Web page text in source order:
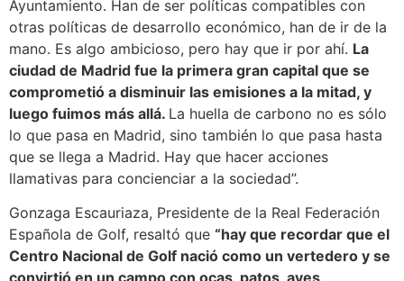
Ayuntamiento. Han de ser políticas compatibles con
otras políticas de desarrollo económico, han de ir de la
mano. Es algo ambicioso, pero hay que ir por ahí. La
ciudad de Madrid fue la primera gran capital que se
comprometió a disminuir las emisiones a la mitad, y
luego fuimos más allá. La huella de carbono no es sólo
lo que pasa en Madrid, sino también lo que pasa hasta
que se llega a Madrid. Hay que hacer acciones
llamativas para concienciar a la sociedad”.
Gonzaga Escauriaza, Presidente de la Real Federación
Española de Golf, resaltó que “hay que recordar que el
Centro Nacional de Golf nació como un vertedero y se